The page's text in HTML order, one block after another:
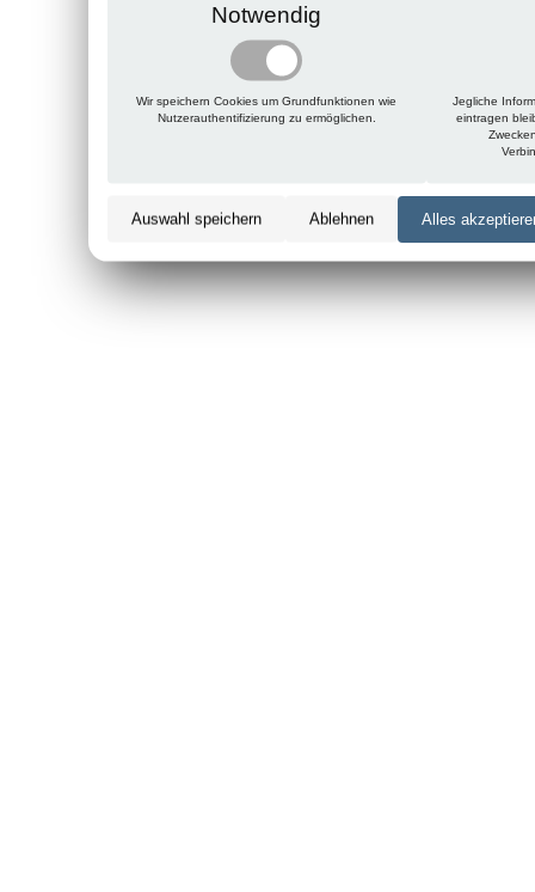
Notwendig
Wir speichern Cookies um Grundfunktionen wie
Nutzerauthentifizierung zu ermöglichen.
Jegliche
eintragen
Auswahl speichern Ablehnen Alles